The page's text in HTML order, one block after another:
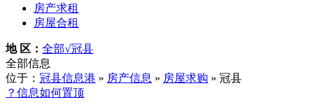
房产求租
房屋合租
地 区： 全部√冠县
全部信息
位于： 冠县信息港 » 房产信息 » 房屋求购 » 冠县
？信息如何置顶